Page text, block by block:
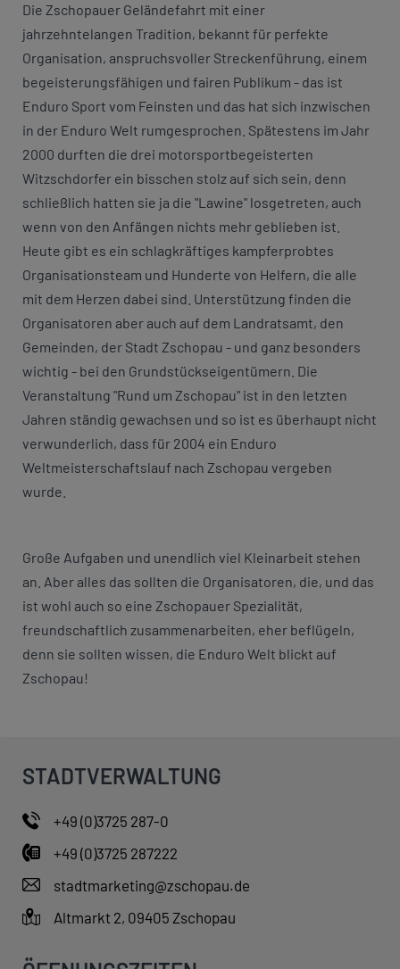
Die Zschopauer Geländefahrt mit einer
jahrzehntelangen Tradition, bekannt für perfekte
Organisation, anspruchsvoller Streckenführung, einem
begeisterungsfähigen und fairen Publikum - das ist
Enduro Sport vom Feinsten und das hat sich inzwischen
in der Enduro Welt rumgesprochen. Spätestens im Jahr
2000 durften die drei motorsportbegeisterten
Witzschdorfer ein bisschen stolz auf sich sein, denn
schließlich hatten sie ja die "Lawine" losgetreten, auch
wenn von den Anfängen nichts mehr geblieben ist.
Heute gibt es ein schlagkräftiges kampferprobtes
Organisationsteam und Hunderte von Helfern, die alle
mit dem Herzen dabei sind. Unterstützung finden die
Organisatoren aber auch auf dem Landratsamt, den
Gemeinden, der Stadt Zschopau - und ganz besonders
wichtig - bei den Grundstückseigentümern. Die
Veranstaltung "Rund um Zschopau" ist in den letzten
Jahren ständig gewachsen und so ist es überhaupt nicht
verwunderlich, dass für 2004 ein Enduro
Weltmeisterschaftslauf nach Zschopau vergeben
wurde.
Große Aufgaben und unendlich viel Kleinarbeit stehen
an. Aber alles das sollten die Organisatoren, die, und das
ist wohl auch so eine Zschopauer Spezialität,
freundschaftlich zusammenarbeiten, eher beflügeln,
denn sie sollten wissen, die Enduro Welt blickt auf
Zschopau!
STADTVERWALTUNG
+49 (0)3725 287-0
+49 (0)3725 287222
stadtmarketing@zschopau.de
Altmarkt 2, 09405 Zschopau